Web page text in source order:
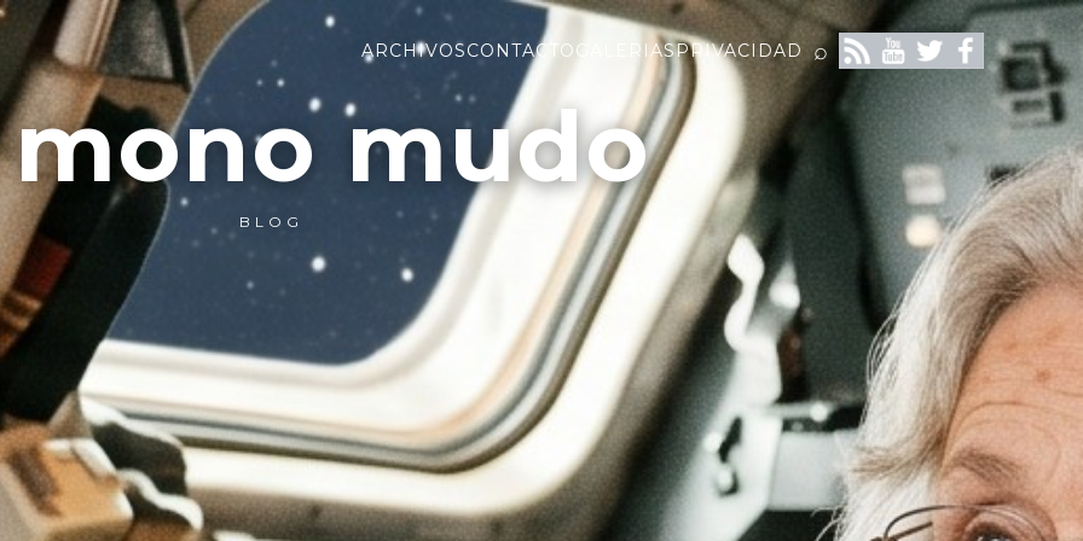
ARCHIVOSCONTACTOGALERIASPRIVACIDAD ⌕
mudo
BLOG